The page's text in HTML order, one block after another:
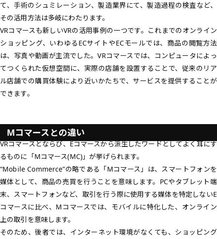
て、手術のシュミレーション、製造業界にて、製造過程の検査など、
その活用方法は多岐にわたります。
VRコマースも新しいVRの活用事例の一つです。これまでのオンライン
ショッピング、いわゆるECサイトやECモールでは、商品の閲覧方法
は、写真や動画が主流でした。VRコマースでは、コンピュータによっ
てつくられた仮想空間に、実際の店舗を設置することで、従来のリア
ル店舗での購買体験により近いかたちで、サービスを提供することが
できます。
Mコマースとの違い
VRコマースとならび、Eコマースから派生したワードとしてよく耳にす
るものに「Mコマース(MC)」が挙げられます。
“Mobile Commerce”の略である「Mコマース」は、スマートフォンを
媒体として、商品の売買を行うことを意味します。PCやタブレット端
末、スマートフォンなど、取引を行う際に使用する媒体を特定しないE
コマースに比べ、Mコマースでは、 モバイルに特化した、オンライン
上の取引 を意味します。
そのため、後者では、インターネット環境がなくても、ショッピング